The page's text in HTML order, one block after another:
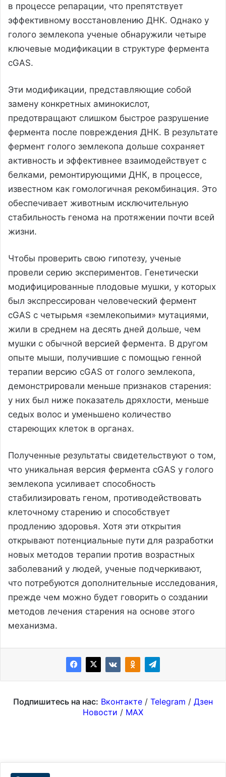
в процессе репарации, что препятствует
эффективному восстановлению ДНК. Однако у
голого землекопа ученые обнаружили четыре
ключевые модификации в структуре фермента
cGAS.
Эти модификации, представляющие собой
замену конкретных аминокислот,
предотвращают слишком быстрое разрушение
фермента после повреждения ДНК. В результате
фермент голого землекопа дольше сохраняет
активность и эффективнее взаимодействует с
белками, ремонтирующими ДНК, в процессе,
известном как гомологичная рекомбинация. Это
обеспечивает животным исключительную
стабильность генома на протяжении почти всей
жизни.
Чтобы проверить свою гипотезу, ученые
провели серию экспериментов. Генетически
модифицированные плодовые мушки, у которых
был экспрессирован человеческий фермент
cGAS с четырьмя «землекопьими» мутациями,
жили в среднем на десять дней дольше, чем
мушки с обычной версией фермента. В другом
опыте мыши, получившие с помощью генной
терапии версию cGAS от голого землекопа,
демонстрировали меньше признаков старения:
у них был ниже показатель дряхлости, меньше
седых волос и уменьшено количество
стареющих клеток в органах.
Полученные результаты свидетельствуют о том,
что уникальная версия фермента cGAS у голого
землекопа усиливает способность
стабилизировать геном, противодействовать
клеточному старению и способствует
продлению здоровья. Хотя эти открытия
открывают потенциальные пути для разработки
новых методов терапии против возрастных
заболеваний у людей, ученые подчеркивают,
что потребуются дополнительные исследования,
прежде чем можно будет говорить о создании
методов лечения старения на основе этого
механизма.
Подпишитесь на нас: Вконтакте / Telegram / Дзен
Новости / MAX